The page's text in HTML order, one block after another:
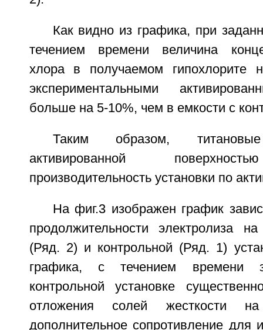
Как видно из графика, при
течением времени величина
хлора в получаемом гипохлорите
экспериментальными
больше на 5-10%, чем в емкости с
Таким образом,
активированной
производительность установки по
На фиг.3 изображен график
продолжительности электролиза
(Ряд. 2) и контрольной (Ряд. 1)
графика, с течением времени
контрольной установке
отложения солей жесткости
дополнительное сопротивление для